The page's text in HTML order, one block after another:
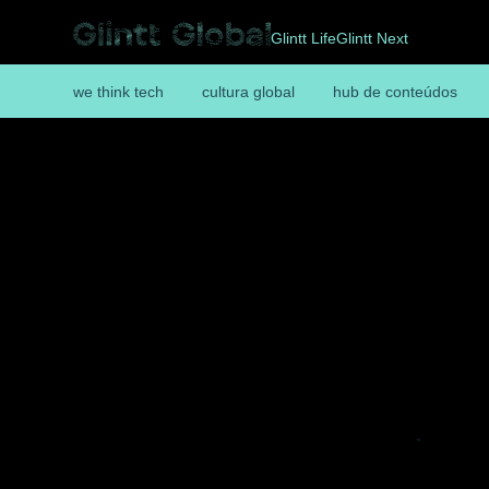
Glintt LifeGlintt Next
we think tech cultura global hub de conteúdos